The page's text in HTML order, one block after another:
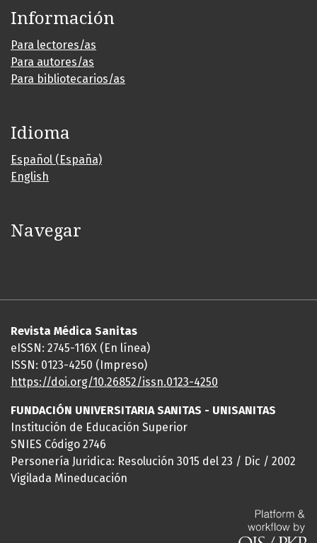
Información
Para lectores/as
Para autores/as
Para bibliotecarios/as
Idioma
Español (España)
English
Navegar
Revista Médica Sanitas
eISSN: 2745-116X (En línea)
ISSN: 0123-4250 (Impreso)
https://doi.org/10.26852/issn.0123-4250
FUNDACIÓN UNIVERSITARIA SANITAS - UNISANITAS
Institución de Educación Superior
SNIES Código 2746
Personería Juridica: Resolución 3015 del 23 / Dic / 2002
Vigilada Mineducación